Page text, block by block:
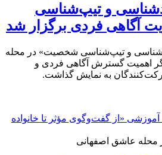
و تیپ‌شناسی
آگاهی فردی برگزار شد
و تیپ‌شناسی شخصیت» در محله
اهمیت گسترش آگاهی فردی و
به نمایش گذاشت.
محله عاشق اصفهانی